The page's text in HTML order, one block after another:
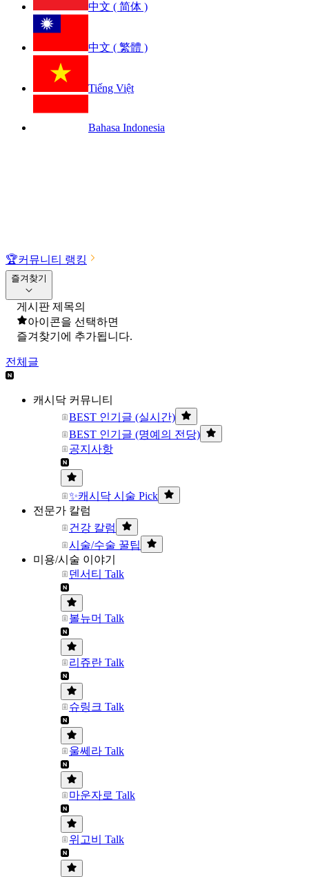
中文 ( 简体 )
中文 ( 繁體 )
Tiếng Việt
Bahasa Indonesia
🏆커뮤니티 랭킹
즐겨찾기
게시판 제목의
아이콘을 선택하면
즐겨찾기에 추가됩니다.
전체글
캐시닥 커뮤니티
BEST 인기글 (실시간)
BEST 인기글 (명예의 전당)
공지사항
✨캐시닥 시술 Pick
전문가 칼럼
건강 칼럼
시술/수술 꿀팁
미용/시술 이야기
덴서티 Talk
볼뉴머 Talk
리쥬란 Talk
슈링크 Talk
울쎄라 Talk
마운자로 Talk
위고비 Talk